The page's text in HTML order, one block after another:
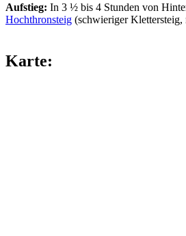
Aufstieg: In 3 ½ bis 4 Stunden von
Hochthronsteig (schwieriger
Karte: